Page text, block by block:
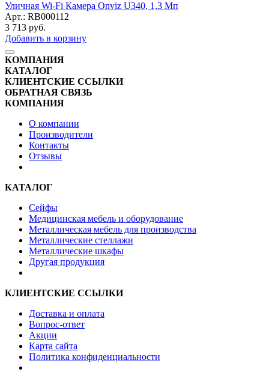
Уличная Wi-Fi Камера Onviz U340, 1,3 Мп
Арт.: RB000112
3 713 руб.
Добавить в корзину
КОМПАНИЯ
КАТАЛОГ
КЛИЕНТСКИЕ ССЫЛКИ
ОБРАТНАЯ СВЯЗЬ
КОМПАНИЯ
О компании
Производители
Контакты
Отзывы
КАТАЛОГ
Сейфы
Медицинская мебель и оборудование
Металлическая мебель для производства
Металлические стеллажи
Металлические шкафы
Другая продукция
КЛИЕНТСКИЕ ССЫЛКИ
Доставка и оплата
Вопрос-ответ
Акции
Карта сайта
Политика конфиденциальности